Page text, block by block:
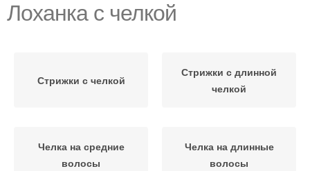
Лоханка с челкой
Стрижки с челкой
Стрижки с длинной
челкой
Челка на средние
волосы
Челка на длинные
волосы